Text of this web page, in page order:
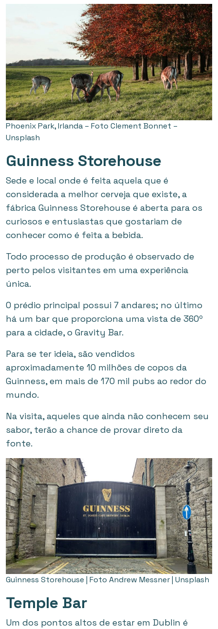
Phoenix Park, Irlanda – Foto Clement Bonnet –
Unsplash
Guinness Storehouse
Sede e local onde é feita aquela que é
considerada a melhor cerveja que existe, a
fábrica Guinness Storehouse é aberta para os
curiosos e entusiastas que gostariam de
conhecer como é feita a bebida.
Todo processo de produção é observado de
perto pelos visitantes em uma experiência
única.
O prédio principal possui 7 andares; no último
há um bar que proporciona uma vista de 360º
para a cidade, o Gravity Bar.
Para se ter ideia, são vendidos
aproximadamente 10 milhões de copos da
Guinness, em mais de 170 mil pubs ao redor do
mundo.
Na visita, aqueles que ainda não conhecem seu
sabor, terão a chance de provar direto da
fonte.
Guinness Storehouse | Foto Andrew Messner | Unsplash
Temple Bar
Um dos pontos altos de estar em Dublin é